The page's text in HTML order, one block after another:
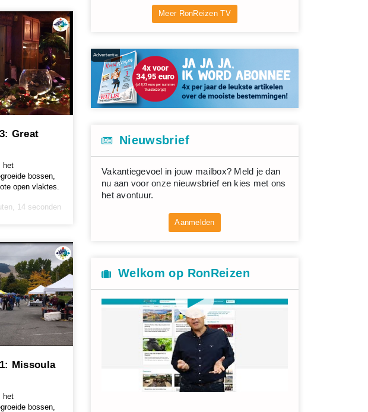
Great
het
bossen,
open vlaktes.
14 seconden
Missoula
het
bossen,
Meer RonReizen TV
Advertentie
Nieuwsbrief
Vakantiegevoel in jouw mailbox? Meld je dan
nu aan voor onze nieuwsbrief en kies met ons
het avontuur.
Aanmelden
Welkom op RonReizen